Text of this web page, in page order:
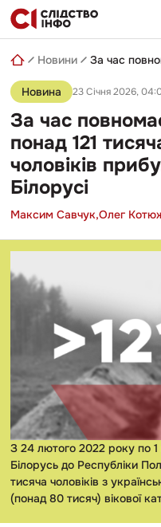
Skip
to
content
пошуковий
запит
Новини
Новина 23 Січня 2026,
За час
понад 121
чоловіків
Білорусі
Максим Савчук,Олег
З 24 лютого 2022 року по
Білорусь до Республіки
тисяча чоловіків з
(понад 80 тисяч) вікової